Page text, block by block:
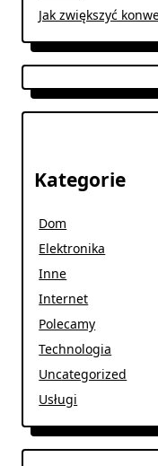
Jak zwiększyć
Kategorie
Dom
Elektronika
Inne
Internet
Polecamy
Technologia
Uncategorized
Usługi